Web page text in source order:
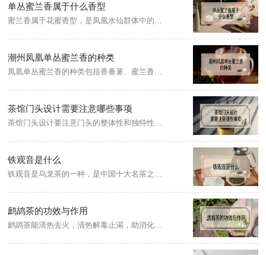
单丛蜜兰香属于什么香型
潮州凤凰单丛蜜兰香的种类
茶馆门头设计需要注意哪些事项
铁观音是什么
鹧鸪茶的功效与作用